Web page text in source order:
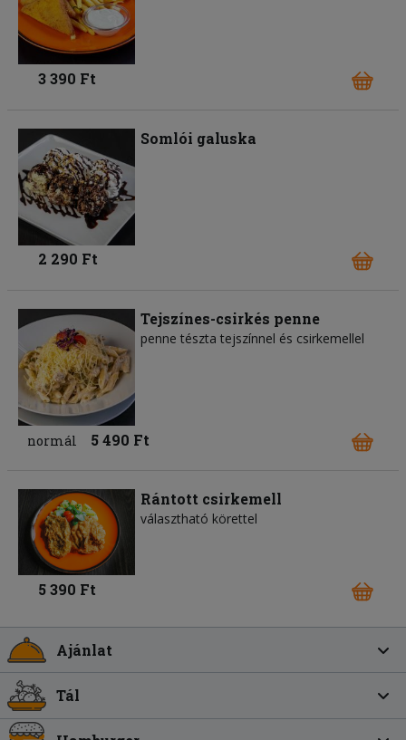
3 390 Ft
Somlói galuska
2 290 Ft
Tejszínes-csirkés penne
penne tészta tejszínnel és csirkemellel
normál 5 490 Ft
Rántott csirkemell
választható körettel
5 390 Ft
Ajánlat
Tál